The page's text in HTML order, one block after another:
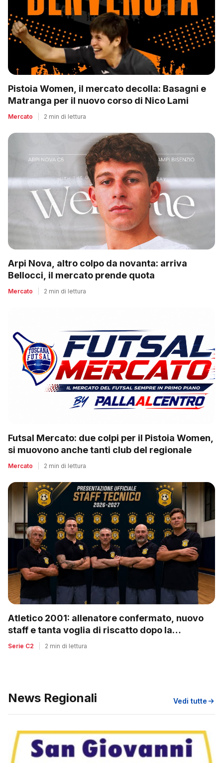
Pistoia Women, il mercato decolla: Basagni e
Matranga per il nuovo corso di Nico Lami
Mercato 2 min di lettura
Arpi Nova, altro colpo da novanta: arriva
Bellocci, il mercato prende quota
Mercato 2 min di lettura
Futsal Mercato: due colpi per il Pistoia Women,
si muovono anche tanti club del regionale
Mercato 2 min di lettura
Atletico 2001: allenatore confermato, nuovo
staff e tanta voglia di riscatto dopo la
retrocessione
Serie C2 2 min di lettura
News Regionali Vedi tutte